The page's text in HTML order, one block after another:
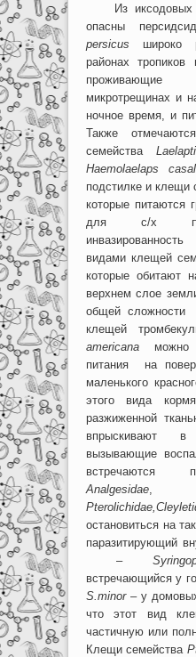
Из иксодовых
опасны
persicus широко
районах тропиков
микротрещинах и
ночное время, и
Также
семейства
Haemolaelaps
подстилке и клещи
которые питаются
для с/х
видами клещей
которые обитают
верхнем слое
общей сложности
клещей
americanaможно
питания на
маленького
этого вида
разжиженной
впрыскивают
вызывающие
встречаются
Analgesidae
Pterolichidae,
остановиться на
паразитирующий
–
встречающийся у
S. minor– у
что этот вид
частичную или
Клещи семейства